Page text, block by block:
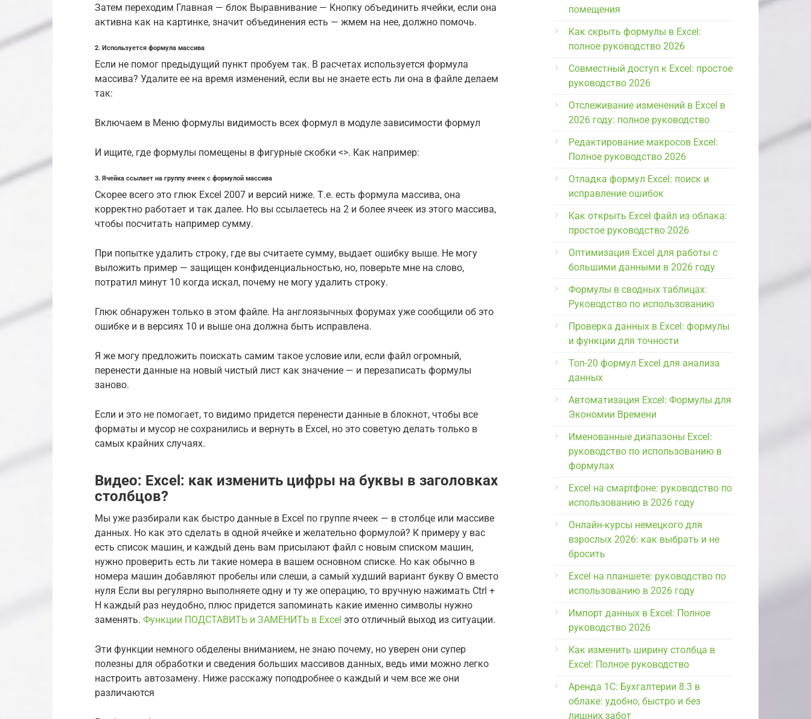
Затем переходим Главная — блок Выравнивание — Кнопку объединить ячейки, если она
активна как на картинке, значит объединения есть — жмем на нее, должно помочь.
2. Используется формула массива
Если не помог предыдущий пункт пробуем так. В расчетах используется формула
массива? Удалите ее на время изменений, если вы не знаете есть ли она в файле делаем
так:
Включаем в Меню формулы видимость всех формул в модуле зависимости формул
И ищите, где формулы помещены в фигурные скобки <>. Как например:
3. Ячейка ссылает на группу ячеек с формулой массива
Скорее всего это глюк Excel 2007 и версий ниже. Т.е. есть формула массива, она
корректно работает и так далее. Но вы ссылаетесь на 2 и более ячеек из этого массива,
чтобы посчитать например сумму.
При попытке удалить строку, где вы считаете сумму, выдает ошибку выше. Не могу
выложить пример — защищен конфиденциальностью, но, поверьте мне на слово,
потратил минут 10 когда искал, почему не могу удалить строку.
Глюк обнаружен только в этом файле. На англоязычных форумах уже сообщили об это
ошибке и в версиях 10 и выше она должна быть исправлена.
Я же могу предложить поискать самим такое условие или, если файл огромный,
перенести данные на новый чистый лист как значение — и перезаписать формулы
заново.
Если и это не помогает, то видимо придется перенести данные в блокнот, чтобы все
форматы и мусор не сохранились и вернуть в Excel, но это советую делать только в
самых крайних случаях.
Видео: Excel: как изменить цифры на буквы в заголовках
столбцов?
Мы уже разбирали как быстро данные в Excel по группе ячеек — в столбце или массиве
данных. Но как это сделать в одной ячейке и желательно формулой? К примеру у вас
есть список машин, и каждый день вам присылают файл с новым списком машин,
нужно проверить есть ли такие номера в вашем основном списке. Но как обычно в
номера машин добавляют пробелы или слеши, а самый худший вариант букву О вместо
нуля Если вы регулярно выполняете одну и ту же операцию, то вручную нажимать Ctrl +
H каждый раз неудобно, плюс придется запоминать какие именно символы нужно
заменять. Функции ПОДСТАВИТЬ и ЗАМЕНИТЬ в Excel это отличный выход из ситуации.
Эти функции немного обделены вниманием, не знаю почему, но уверен они супер
полезны для обработки и сведения больших массивов данных, ведь ими можно легко
настроить автозамену. Ниже расскажу поподробнее о каждый и чем все же они
различаются
помещения
Как скрыть формулы в Excel:
полное руководство 2026
Совместный доступ к Excel: простое
руководство 2026
Отслеживание изменений в Excel в
2026 году: полное руководство
Редактирование макросов Excel:
Полное руководство 2026
Отладка формул Excel: поиск и
исправление ошибок
Как открыть Excel файл из облака:
простое руководство 2026
Оптимизация Excel для работы с
большими данными в 2026 году
Формулы в сводных таблицах:
Руководство по использованию
Проверка данных в Excel: формулы
и функции для точности
Топ-20 формул Excel для анализа
данных
Автоматизация Excel: Формулы для
Экономии Времени
Именованные диапазоны Excel:
руководство по использованию в
формулах
Excel на смартфоне: руководство по
использованию в 2026 году
Онлайн-курсы немецкого для
взрослых 2026: как выбрать и не
бросить
Excel на планшете: руководство по
использованию в 2026 году
Импорт данных в Excel: Полное
руководство 2026
Как изменить ширину столбца в
Excel: Полное руководство
Аренда 1С: Бухгалтерии 8.3 в
облаке: удобно, быстро и без
лишних забот